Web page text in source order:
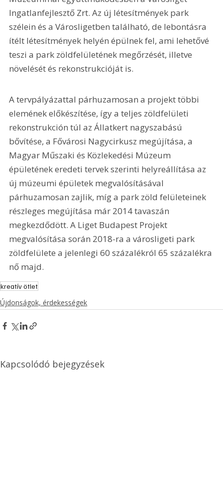
Ingatlanfejlesztő Zrt. Az új létesítmények park
szélein és a Városligetben található, de lebontásra
ítélt létesítmények helyén épülnek fel, ami lehetővé
teszi a park zöldfelületének megőrzését, illetve
növelését és rekonstrukcióját is.
A tervpályázattal párhuzamosan a projekt többi
elemének előkészítése, így a teljes zöldfelületi
rekonstrukción túl az Állatkert nagyszabású
bővítése, a Fővárosi Nagycirkusz megújítása, a
Magyar Műszaki és Közlekedési Múzeum
épületének eredeti tervek szerinti helyreállítása az
új múzeumi épületek megvalósításával
párhuzamosan zajlik, míg a park zöld felületeinek
részleges megújítása már 2014 tavaszán
megkezdődött. A Liget Budapest Projekt
megvalósítása során 2018-ra a városligeti park
zöldfelülete a jelenlegi 60 százalékról 65 százalékra
nő majd.
kreatív ötlet
Újdonságok, érdekességek
Kapcsolódó bejegyzések